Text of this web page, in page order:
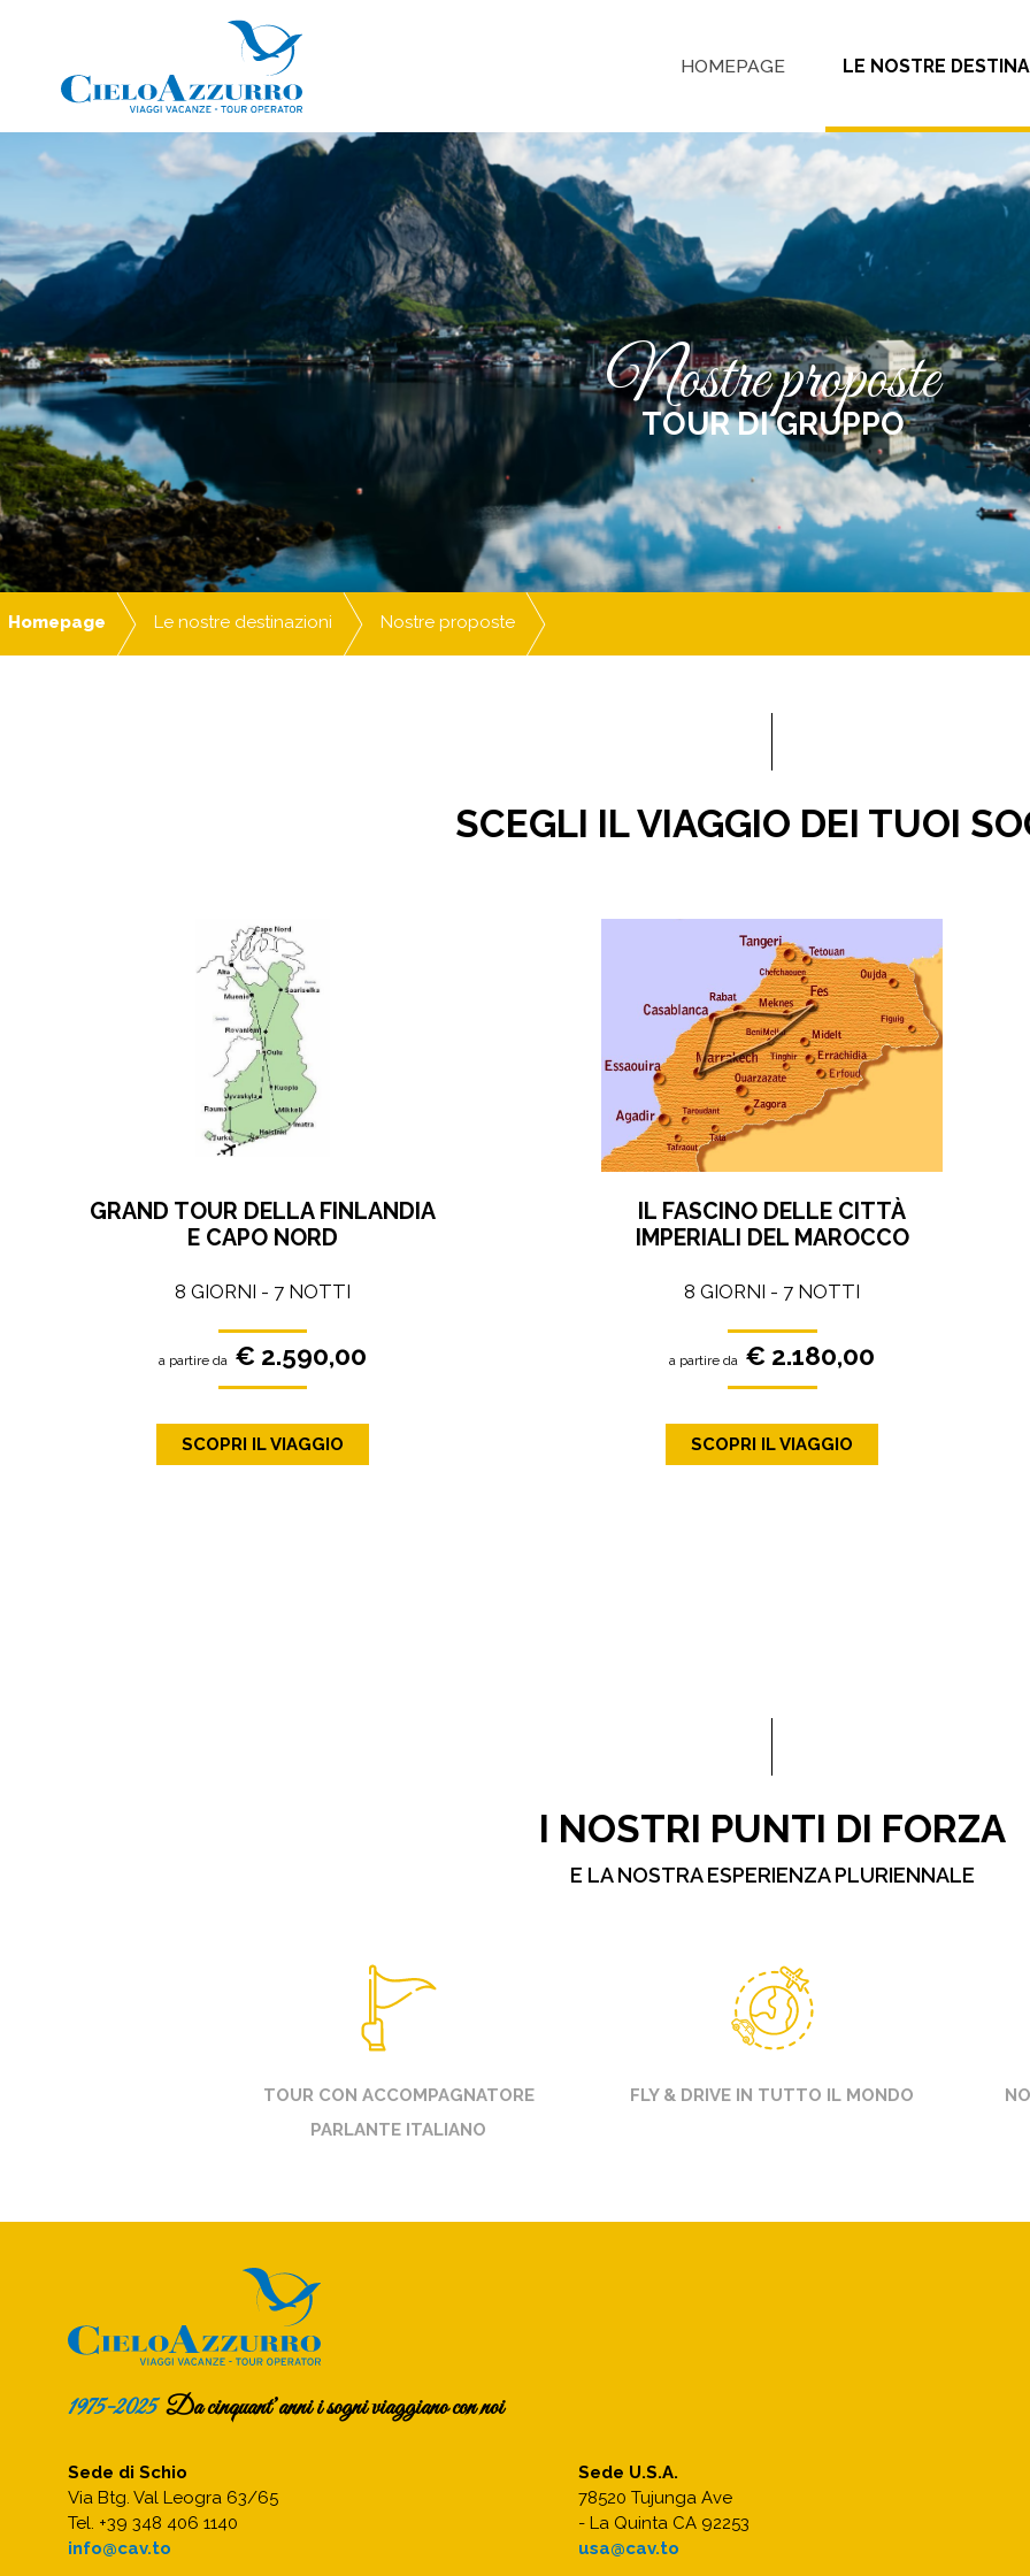
HOMEPAGE LE NOSTRE
nostre proposte
TOUR DI GRUPPO
Homepage Le nostre destinazioni Nostre proposte
SCEGLI IL VIAGGIO DEI TUOI
GRAND TOUR DELLA FINLANDIA
E CAPO NORD
8 GIORNI - 7 NOTTI
a partire da € 2.590,00
SCOPRI IL VIAGGIO
IL FASCINO DELLE CITTÀ
IMPERIALI DEL MAROCCO
8 GIORNI - 7 NOTTI
a partire da € 2.180,00
SCOPRI IL VIAGGIO
I NOSTRI PUNTI DI FORZA
E LA NOSTRA ESPERIENZA PLURIENNALE
TOUR CON ACCOMPAGNATORE
PARLANTE ITALIANO
FLY & DRIVE IN TUTTO IL MONDO
1975-2025Da cinquant’anni i sogni viaggiano con noi
Sede di Schio
Via Btg. Val Leogra 63/65
Tel. +39 348 406 1140
info@cav.to
Sede U.S.A.
78520 Tujunga Ave
- La Quinta CA 92253
usa@cav.to